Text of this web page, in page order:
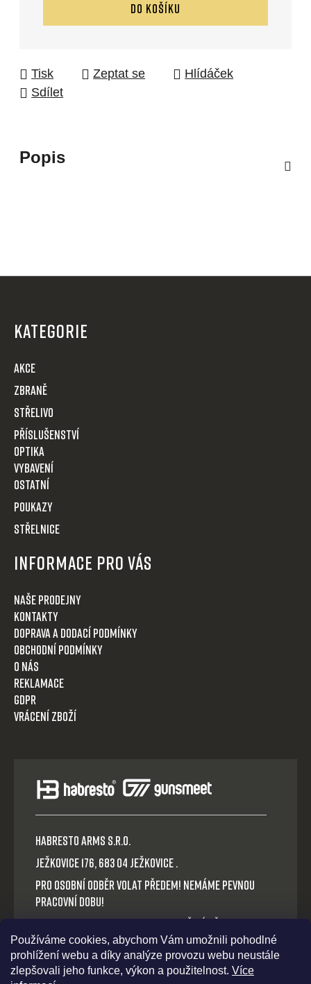
Používáme cookies, abychom Vám umožnili pohodlné
prohlížení webu a díky analýze provozu webu neustále
zlepšovali jeho funkce, výkon a použitelnost. Více
DO KOŠÍKU
Tisk Zeptat se
Hlídáček
Sdílet
Popis
KATEGORIE
AKCE
Zbraně
Střelivo
Příslušenství
Optika
VYBAVENÍ
OSTATNÍ
POUKAZY
STŘELNICE
Informace pro Vás
Naše prodejny
Kontakty
Doprava a dodací podmínky
Obchodní podmínky
O nás
Reklamace
GDPR
Vrácení zboží
HABRESTO ARMS s.r.o.
Ježkovice 176, 683 04 Ježkovice .
Pro osobní odběr volat předem! Nemáme pevnou
pracovní dobu!
Platba v hotovosti nebo QR okamžitý převod.
Volejte: +420 721 030 614
E-mail: habresto@habresto.cz